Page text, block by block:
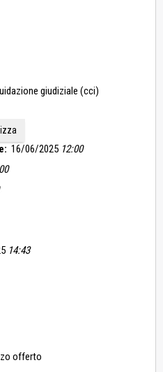
con contratto di
giudiziale (cci)
16/06/2025 12:00
14:43
offerto